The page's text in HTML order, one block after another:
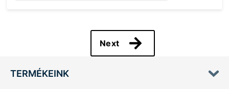
Next
TERMÉKEINK